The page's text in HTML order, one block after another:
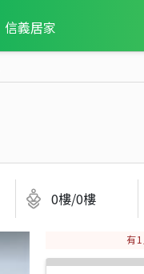
信義居家
0樓/0樓
有1